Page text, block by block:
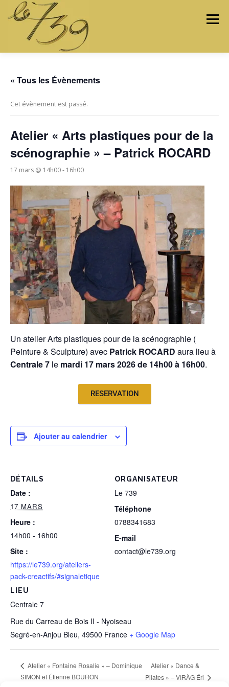
Menu
LES ATELIERS
CONTACTEZ-NOUS
« Tous les Évènements
Cet évènement est passé.
Atelier « Arts plastiques pour de la
scénographie » – Patrick ROCARD
17 mars @ 14h00- 16h00
Un atelier Arts plastiques pour de la scénographie (
Peinture & Sculpture) avec Patrick ROCARD aura lieu à
Centrale 7 le mardi 17 mars 2026 de 14h00 à 16h00.
RESERVATION
Ajouter au calendrier
DÉTAILS
Date :
17 MARS
Heure :
14h00 - 16h00
Site :
https://le739.org/ateliers-
pack-creactifs/#signaletique
LIEU
Centrale 7
Rue du Carreau de Bois II - Nyoiseau
Segré-en-Anjou Bleu, 49500 France + Google Map
ORGANISATEUR
Le 739
Téléphone
0788341683
E-mail
contact@le739.org
Atelier « Fontaine Rosalie » – Dominique
SIMON et Étienne BOURON
Atelier « Dance &
Pilates » – VIRÀG Éri